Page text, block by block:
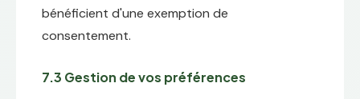
bénéficient d'une exemption de
consentement.
7.3 Gestion de vos préférences